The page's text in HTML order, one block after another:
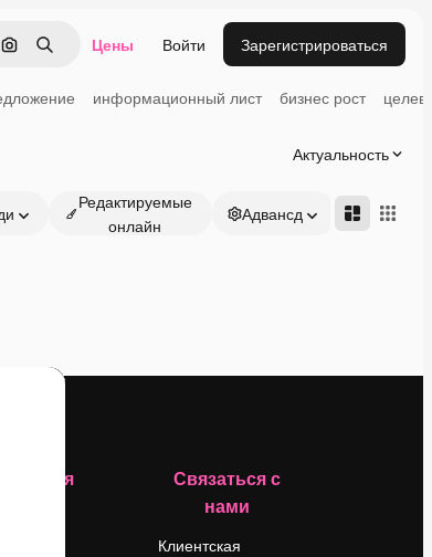
Поиск по изображению
Поиск Цены Войти Зарегистрироваться
информационный лист бизнес рост
Актуальность
Редактируемые
онлайн
Адвансд
Связаться с
нами
Клиентская